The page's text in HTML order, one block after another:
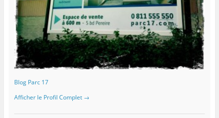
Blog Parc 17
Afficher le Profil Complet →